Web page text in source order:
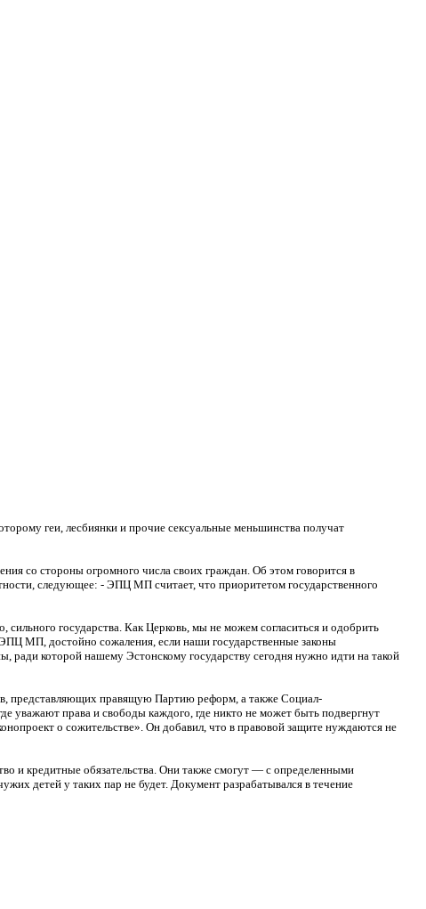
геи, лесбиянки и прочие сексуальные меньшинства получат
со стороны огромного числа своих граждан. Об этом говорится в
следующее: - ЭПЦ МП считает, что приоритетом государственного
государства. Как Церковь, мы не можем согласиться и одобрить
МП, достойно сожаления, если наши государственные законы
ради которой нашему Эстонскому государству сегодня нужно идти на такой
представляющих правящую Партию реформ, а также Социал-
уважают права и свободы каждого, где никто не может быть подвергнут
о сожительстве». Он добавил, что в правовой защите нуждаются не
и кредитные обязательства. Они также смогут — с определенными
детей у таких пар не будет. Документ разрабатывался в течение